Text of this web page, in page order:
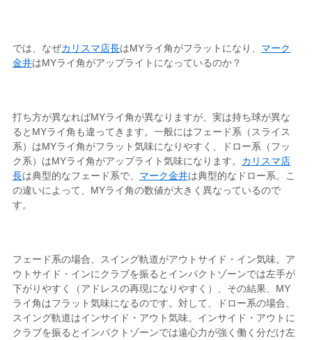
では、なぜカリスマ店長はMYライ角がフラットになり、 マーク
金井はMYライ角がアップライトになっているのか？
打ち方が異なればMYライ角が異なりますが、実は持ち球が異な
るとMYライ角も違ってきます。一般にはフェード系（スライス
系）はMYライ角がフラット気味になりやすく、ドロー系（フッ
ク系）はMYライ角がアップライト気味になります。 カリスマ店
長は典型的なフェード系で、 マーク金井は典型的なドロー系。こ
の違いによって、MYライ角の数値が大きく異なっているので
す。
フェード系の場合、スイング軌道がアウトサイド・イン気味。ア
ウトサイド・インにクラブを振るとインパクトゾーンでは左手が
下がりやすく（アドレスの再現になりやすく）、その結果、MY
ライ角はフラット気味になるのです。対して、ドロー系の場合、
スイング軌道はインサイド・アウト気味。インサイド・アウトに
クラブを振るとインパクトゾーンでは遠心力が強く働く分だけ左